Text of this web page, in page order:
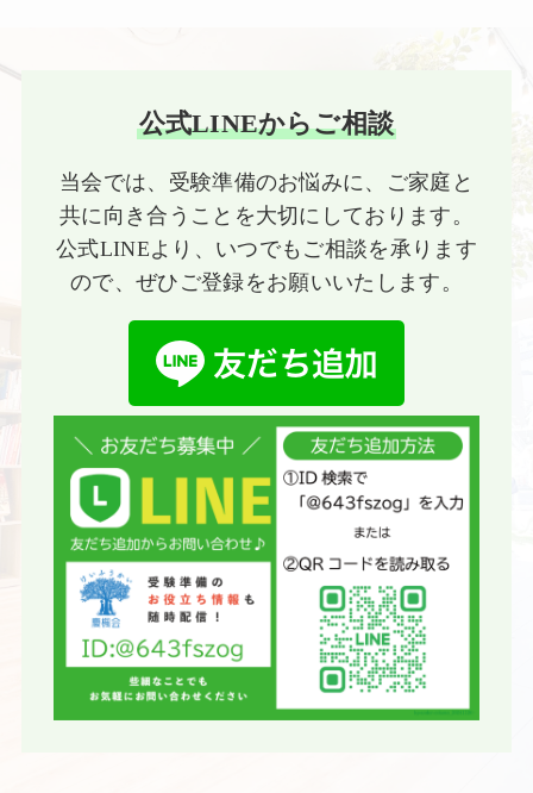
公式LINEからご相談
当会では、受験準備のお悩みに、ご家庭と
共に向き合うことを大切にしております。
公式LINEより、いつでもご相談を承ります
ので、ぜひご登録をお願いいたします。